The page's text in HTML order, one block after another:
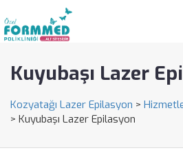
Kuyubaşı Lazer
Kozyatağı Lazer Epilasyon >
> Kuyubaşı Lazer Epilasyon